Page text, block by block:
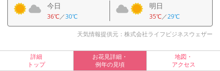
今日
36℃／30℃
明日
35℃／29℃
天気情報提供元：株式会社ライフビジネスウェザー
詳細
トップ
お花見詳細・
例年の見頃
地図・
アクセス